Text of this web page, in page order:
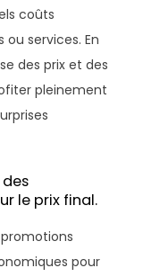
coûts
services. En
des prix et des
pleinement
le prix final.
pour